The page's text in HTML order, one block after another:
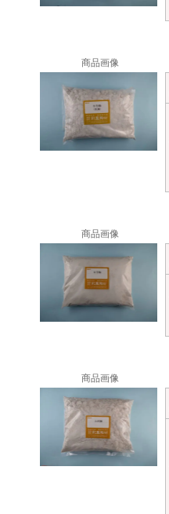
商品画像
商品画像
商品画像